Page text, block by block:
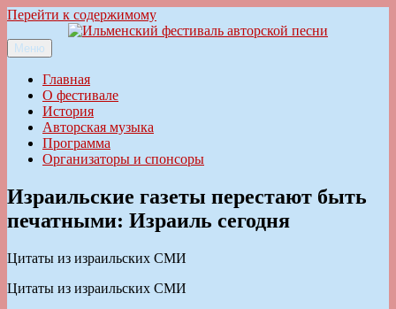
Перейти к содержимому
Ильменский фестиваль авторской песни
Меню
Главная
О фестивале
История
Авторская музыка
Программа
Организаторы и спонсоры
Израильские газеты перестают быть
печатными: Израиль сегодня
Цитаты из израильских СМИ
Цитаты из израильских СМИ